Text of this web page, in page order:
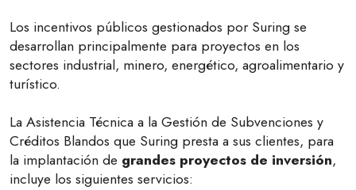
Los incentivos públicos gestionados por Suring se
desarrollan principalmente para proyectos en los
sectores industrial, minero, energético, agroalimentario y
turístico.
La Asistencia Técnica a la Gestión de Subvenciones y
Créditos Blandos que Suring presta a sus clientes, para
la implantación de grandes proyectos de inversión,
incluye los siguientes servicios: